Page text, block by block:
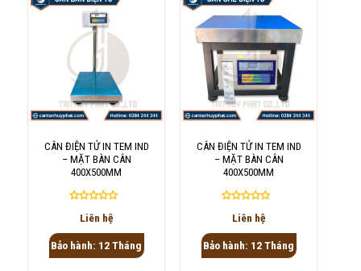
CÂN ĐIỆN TỬ IN TEM IND
– MẶT BÀN CÂN
400X500MM
Được
hạng
0
Liên hệ
Bảo hành: 12 Tháng
CÂN ĐIỆN TỬ IN TEM IND
– MẶT BÀN CÂN
400X500MM
Được
hạng
0
Liên hệ
Bảo hành: 12 Tháng